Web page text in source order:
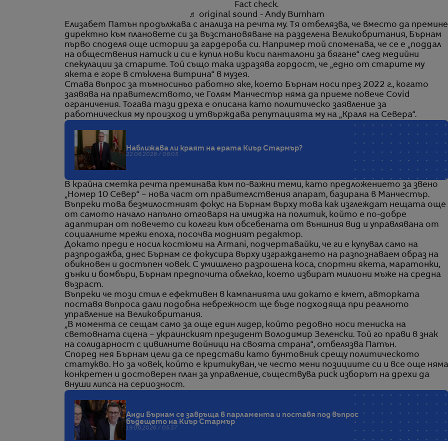
Fact check.
♬ original sound - Andy Burnham
Елизабет Патън продължава с анализа на речта му. Тя отбелязва, че вместо да премине
директно към плановете си за възстановяване на разделена Великобритания, Бърнам
първо споделя още истории за гардероба си. Например той споменава, че се е „поддал
на обществения натиск и си е купил нови къси панталони за бягане“ след медийни
спекулации за старите. Той също така изразява гордост, че „едно от старите му
якета е горе в стъклена витрина“ в музея.
Става въпрос за тъмносиньо работно яке, което Бърнам носи през 2022 г., когато
заявява на правителството, че Голям Манчестър няма да приеме повече Covid
ограничения. Тогава тази дреха е описана като политическо заявление за
работническия му произход и утвърждава репутацията му на „Краля на Севера“.
Наближава ли краят на ерата Киър Стармър?
22.06.2026 / 06:05
В крайна сметка речта преминава към по-важни теми, като предложението за звено
„Номер 10 Север“ – нова част от правителствения апарат, базирана в Манчестър.
Въпреки това безмилостният фокус на Бърнам върху това как изглеждат нещата още
от самото начало напълно отговаря на имиджа на политик, който е по-добре
адаптиран от повечето си колеги към обсебената от външния вид и управлявана от
социалните мрежи епоха, посочва модният редактор.
Докато преди е носил костюми на Armani, подчертавайки, че ги е купувал само на
разпродажба, днес Бърнам се фокусира върху изграждането на разпознаваем образ на
обикновен и достъпен човек. С умишлено разрошена коса, спортни якета, маратонки,
дънки и бомбъри, Бърнам предпочита облекло, което избират милиони мъже на средна
възраст.
Въпреки че този стил е ефективен в кампанията или докато е кмет, авторката
поставя въпроса дали подобна небрежност ще бъде подходяща при реалното
управление на Великобритания.
„В момента се сещам само за още един лидер, който редовно носи тениска на
световната сцена – украинският президент Володимир Зеленски. Той го прави в знак
на солидарност с цивилните войници на своята страна“, отбелязва Патън.
Според нея Бърнам цели да се представи като бунтовник срещу политическото
статукво. Но за човек, който е критикуван, че често мени позициите си и все още няма
конкретен и достоверен план за управление, съществува риск изборът на дрехи да
внуши липса на сериозност.
Анди Бърнам се завръща в парламента и поставя под въпрос
бъдещето на Киър Стармър
19.06.2026 / 05:37